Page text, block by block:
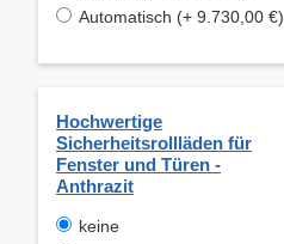
Automatisch (+ 9.730,00 €)
Hochwertige
Sicherheitsrollläden für
Fenster und Türen -
Anthrazit
keine